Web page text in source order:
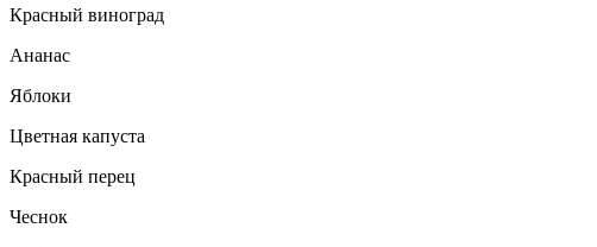
Красный виноград
Ананас
Яблоки
Цветная капуста
Красный перец
Чеснок